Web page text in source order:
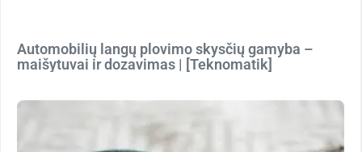
Automobilių langų plovimo skysčių gamyba –
maišytuvai ir dozavimas | [Teknomatik]